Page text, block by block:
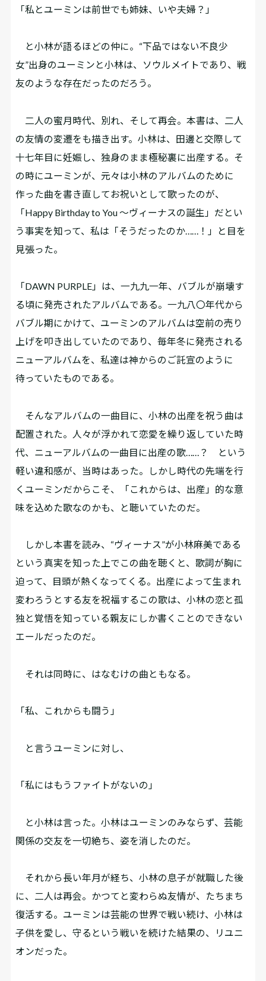
「私とユーミンは前世でも姉妹、いや夫婦？」
と小林が語るほどの仲に。“下品ではない不良少
女”出身のユーミンと小林は、ソウルメイトであり、戦
友のような存在だったのだろう。
二人の蜜月時代、別れ、そして再会。本書は、二人
の友情の変遷をも描き出す。小林は、田邊と交際して
十七年目に妊娠し、独身のまま極秘裏に出産する。そ
の時にユーミンが、元々は小林のアルバムのために
作った曲を書き直してお祝いとして歌ったのが、
「Happy Birthday to You ～ヴィーナスの誕生」だとい
う事実を知って、私は「そうだったのか……！」と目を
見張った。
「DAWN PURPLE」は、一九九一年、バブルが崩壊す
る頃に発売されたアルバムである。一九八〇年代から
バブル期にかけて、ユーミンのアルバムは空前の売り
上げを叩き出していたのであり、毎年冬に発売される
ニューアルバムを、私達は神からのご託宣のように
待っていたものである。
そんなアルバムの一曲目に、小林の出産を祝う曲は
配置された。人々が浮かれて恋愛を繰り返していた時
代、ニューアルバムの一曲目に出産の歌……？ という
軽い違和感が、当時はあった。しかし時代の先端を行
くユーミンだからこそ、「これからは、出産」的な意
味を込めた歌なのかも、と聴いていたのだ。
しかし本書を読み、“ヴィーナス”が小林麻美である
という真実を知った上でこの曲を聴くと、歌詞が胸に
迫って、目頭が熱くなってくる。出産によって生まれ
変わろうとする友を祝福するこの歌は、小林の恋と孤
独と覚悟を知っている親友にしか書くことのできない
エールだったのだ。
それは同時に、はなむけの曲ともなる。
「私、これからも闘う」
と言うユーミンに対し、
「私にはもうファイトがないの」
と小林は言った。小林はユーミンのみならず、芸能
関係の交友を一切絶ち、姿を消したのだ。
それから長い年月が経ち、小林の息子が就職した後
に、二人は再会。かつてと変わらぬ友情が、たちまち
復活する。ユーミンは芸能の世界で戦い続け、小林は
子供を愛し、守るという戦いを続けた結果の、リユニ
オンだった。